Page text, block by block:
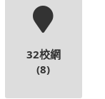
32校網
(8)